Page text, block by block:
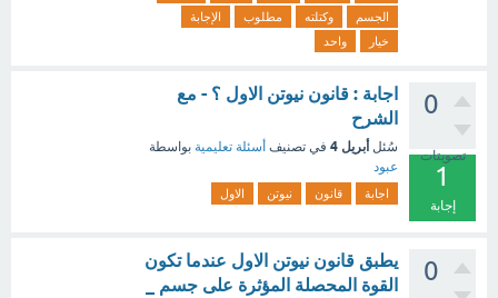
الجسم
وكتلته مطلوب
الإجابة
خيار
واحد
0
تصويتات
1
إجابة
اجابة : قانون نيوتن الاول ؟ - مع
الشرح
سُئل أبريل 4 في تصنيف أسئلة تعليمية بواسطة
عبود
اجابة قانون نيوتن الاول
0
يطبق قانون نيوتن الاول عندما تكون
القوة المحصلة المؤثرة على جسم _